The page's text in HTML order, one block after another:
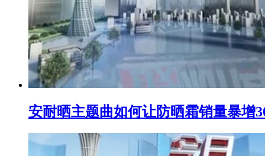
安耐晒主题曲如何让防晒霜销量暴增